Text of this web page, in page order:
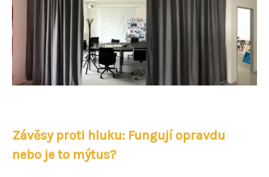
Závěsy proti hluku: Fungují opravdu
nebo je to mýtus?